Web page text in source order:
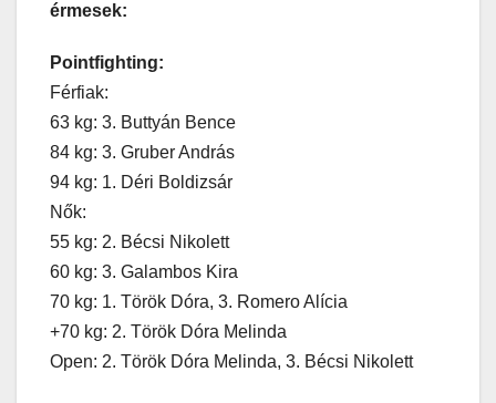
érmesek:
Pointfighting:
Férfiak:
63 kg: 3. Buttyán Bence
84 kg: 3. Gruber András
94 kg: 1. Déri Boldizsár
Nők:
55 kg: 2. Bécsi Nikolett
60 kg: 3. Galambos Kira
70 kg: 1. Török Dóra, 3. Romero Alícia
+70 kg: 2. Török Dóra Melinda
Open: 2. Török Dóra Melinda, 3. Bécsi Nikolett